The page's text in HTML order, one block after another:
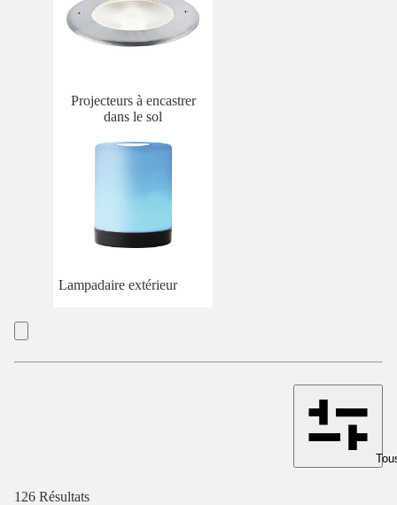
Projecteurs à encastrer
dans le sol
Lampadaire extérieur
126 Résultats